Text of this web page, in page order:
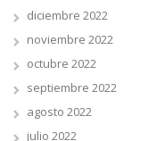
diciembre 2022
noviembre 2022
octubre 2022
septiembre 2022
agosto 2022
julio 2022